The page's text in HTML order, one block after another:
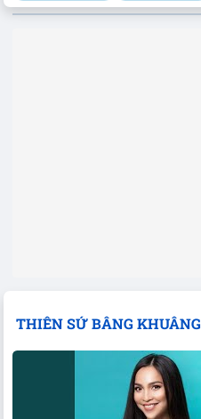
THIÊN SỨ BÂNG KHUÂNG